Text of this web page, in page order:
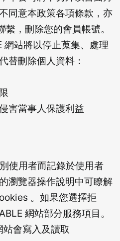
同意本政策各項條款，亦
，刪除您的會員帳號。
網站將以停止蒐集、處理
替刪除個人資料：
害當事人保護利益
使用者而記錄於使用者
瀏覽器操作說明中可瞭解
。如果您選擇拒
網站部分服務項目。
站會寫入及讀取